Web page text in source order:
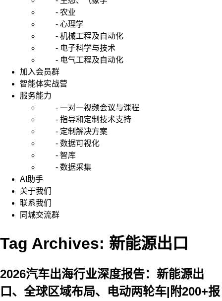
- 农业
- 心理学
- 机械工程及自动化
- 电子科学与技术
- 电气工程及自动化
加入会员群
智能体实战营
服务能力
- 一对一视频会议与课程
- 指导和定制技术支持
- 定制解决方案
- 数据可视化
- 智库
- 数据采集
AI助手
关于我们
联系我们
同城交流群
Tag Archives: 新能源出口
2026汽车出海行业深度报告：新能源出
口、全球区域布局、电动两轮车|附200+报